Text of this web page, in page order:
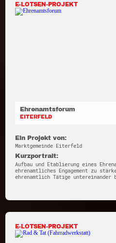
E-LOTSEN-PROJEKT
Ehrenamtsforum
EITERFELD
Ein Projekt von:
Marktgemeinde Eiterfeld
Kurzportrait:
Aufbau und Etablierung eines
ehrenamtliches Engagement zu
ehrenamtlich Tätige
E-LOTSEN-PROJEKT